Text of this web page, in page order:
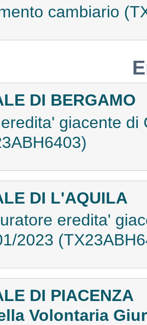
cambiario
DI BERGAMO
giacente
DI L'AQUILA
eredita'
2023
DI PIACENZA
Volontaria